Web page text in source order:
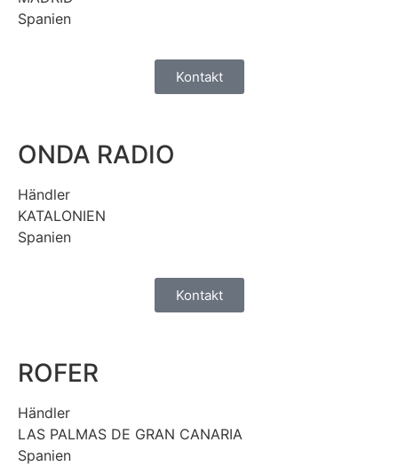
Spanien
Kontakt
ONDA RADIO
Händler
KATALONIEN
Spanien
Kontakt
ROFER​​
Händler
LAS PALMAS DE GRAN CANARIA
Spanien